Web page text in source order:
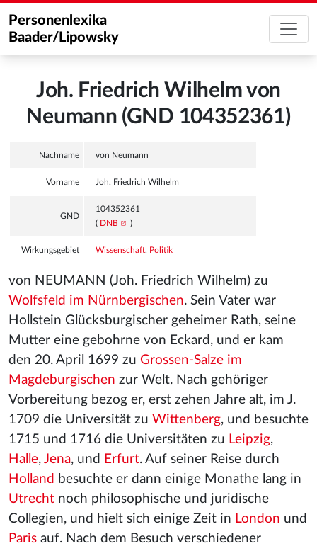
Personenlexika
Baader/Lipowsky
Joh. Friedrich Wilhelm von
Neumann (GND 104352361)
Nachname von Neumann
Vorname Joh. Friedrich Wilhelm
GND
104352361
( DNB )
Wirkungsgebiet Wissenschaft, Politik
von NEUMANN (Joh. Friedrich Wilhelm) zu
Wolfsfeld im Nürnbergischen. Sein Vater war
Hollstein Glücksburgischer geheimer Rath, seine
Mutter eine gebohrne von Eckard, und er kam
den 20. April 1699 zu Grossen-Salze im
Magdeburgischen zur Welt. Nach gehöriger
Vorbereitung bezog er, erst zehen Jahre alt, im J.
1709 die Universität zu Wittenberg, und besuchte
1715 und 1716 die Universitäten zu Leipzig,
Halle, Jena, und Erfurt. Auf seiner Reise durch
Holland besuchte er dann einige Monathe lang in
Utrecht noch philosophische und juridische
Collegien, und hielt sich einige Zeit in London und
Paris auf. Nach dem Besuch verschiedener